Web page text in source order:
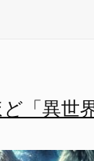
「異世